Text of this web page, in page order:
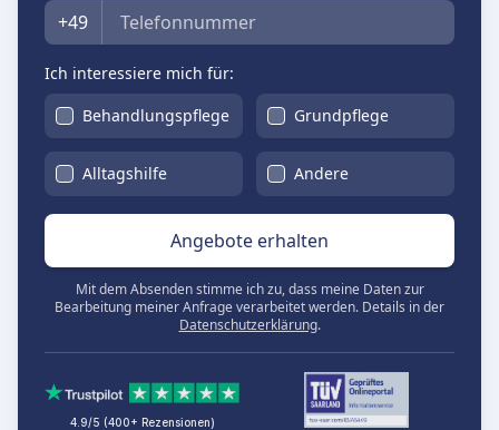
Telefon
+49
Ich interessiere mich für:
Behandlungspflege
Grundpflege
Alltagshilfe Andere
Angebote erhalten
Mit dem Absenden stimme ich zu, dass meine Daten zur
Bearbeitung meiner Anfrage verarbeitet werden. Details in der
Datenschutzerklärung.
4.9/5 (400+ Rezensionen)